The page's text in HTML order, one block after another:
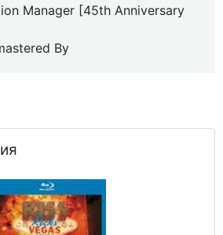
Manager [45th Anniversary
By